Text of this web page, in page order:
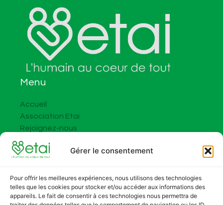
Gérer le consentement
Pour offrir les meilleures expériences, nous utilisons des technologies
telles que les cookies pour stocker et/ou accéder aux informations des
appareils. Le fait de consentir à ces technologies nous permettra de
Menu
Accueil
Association Etai
Rejoignez-nous
FAQ
Contact
Adresse :
5 rue Marcel Paul 94800 Villejuif